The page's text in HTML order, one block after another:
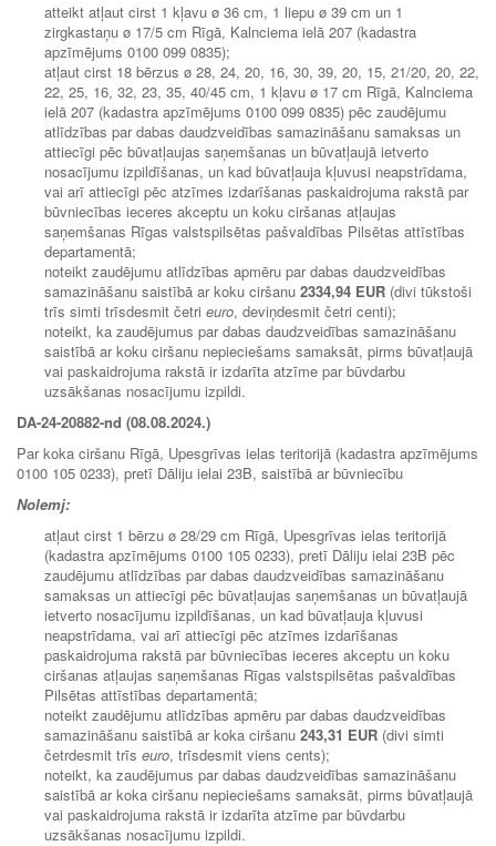
atteikt atļaut cirst 1 kļavu ø 36 cm, 1 liepu ø 39 cm un 1
zirgkastaņu ø 17/5 cm Rīgā, Kalnciema ielā 207 (kadastra
apzīmējums 0100 099 0835);
atļaut cirst 18 bērzus ø 28, 24, 20, 16, 30, 39, 20, 15, 21/20, 20, 22,
22, 25, 16, 32, 23, 35, 40/45 cm, 1 kļavu ø 17 cm Rīgā, Kalnciema
ielā 207 (kadastra apzīmējums 0100 099 0835) pēc zaudējumu
atlīdzības par dabas daudzveidības samazināšanu samaksas un
attiecīgi pēc būvatļaujas saņemšanas un būvatļaujā ietverto
nosacījumu izpildīšanas, un kad būvatļauja kļuvusi neapstrīdama,
vai arī attiecīgi pēc atzīmes izdarīšanas paskaidrojuma rakstā par
būvniecības ieceres akceptu un koku ciršanas atļaujas
saņemšanas Rīgas valstspilsētas pašvaldības Pilsētas attīstības
departamentā;
noteikt zaudējumu atlīdzības apmēru par dabas daudzveidības
samazināšanu saistībā ar koku ciršanu 2334,94 EUR (divi tūkstoši
trīs simti trīsdesmit četri euro, deviņdesmit četri centi);
noteikt, ka zaudējumus par dabas daudzveidības samazināšanu
saistībā ar koku ciršanu nepieciešams samaksāt, pirms būvatļaujā
vai paskaidrojuma rakstā ir izdarīta atzīme par būvdarbu
uzsākšanas nosacījumu izpildi.
DA-24-20882-nd (08.08.2024.)
Par koka ciršanu Rīgā, Upesgrīvas ielas teritorijā (kadastra apzīmējums
0100 105 0233), pretī Dāliju ielai 23B, saistībā ar būvniecību
Nolemj:
atļaut cirst 1 bērzu ø 28/29 cm Rīgā, Upesgrīvas ielas teritorijā
(kadastra apzīmējums 0100 105 0233), pretī Dāliju ielai 23B pēc
zaudējumu atlīdzības par dabas daudzveidības samazināšanu
samaksas un attiecīgi pēc būvatļaujas saņemšanas un būvatļaujā
ietverto nosacījumu izpildīšanas, un kad būvatļauja kļuvusi
neapstrīdama, vai arī attiecīgi pēc atzīmes izdarīšanas
paskaidrojuma rakstā par būvniecības ieceres akceptu un koku
ciršanas atļaujas saņemšanas Rīgas valstspilsētas pašvaldības
Pilsētas attīstības departamentā;
noteikt zaudējumu atlīdzības apmēru par dabas daudzveidības
samazināšanu saistībā ar koka ciršanu 243,31 EUR (divi simti
četrdesmit trīs euro, trīsdesmit viens cents);
noteikt, ka zaudējumus par dabas daudzveidības samazināšanu
saistībā ar koka ciršanu nepieciešams samaksāt, pirms būvatļaujā
vai paskaidrojuma rakstā ir izdarīta atzīme par būvdarbu
uzsākšanas nosacījumu izpildi.